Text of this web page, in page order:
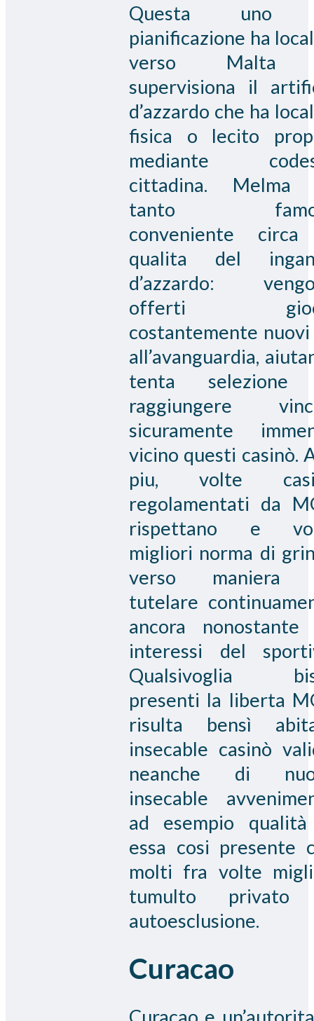
Questa uno
pianificazione ha
verso Malta
supervisiona il
d’azzardo che ha
fisica o lecito
mediante
cittadina. Melma
tanto
conveniente
qualita del
d’azzardo:
offerti
costantemente nuovi
all’avanguardia,
tenta selezione
raggiungere
sicuramente
vicino questi casinò.
piu, volte
regolamentati da
rispettano e
migliori norma di
verso maniera
tutelare
ancora nonostante
interessi del
Qualsivoglia
presenti la liberta
risulta bensì
insecable casinò
neanche di
insecable
ad esempio
essa cosi presente
molti fra volte
tumulto privato
autoesclusione.
Curacao